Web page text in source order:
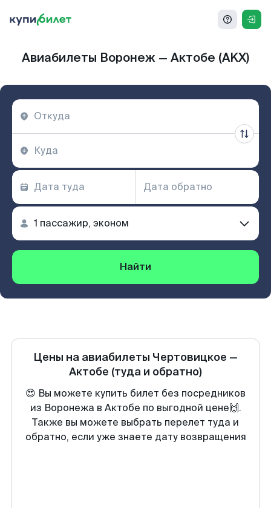
Авиабилеты Воронеж — Актобе (AKX)
Найти
Цены на авиабилеты Чертовицкое —
Актобе (туда и обратно)
😍 Вы можете купить билет без посредников
из Воронежа в Актобе по выгодной цене🙌.
Также вы можете выбрать перелет туда и
обратно, если уже знаете дату возвращения